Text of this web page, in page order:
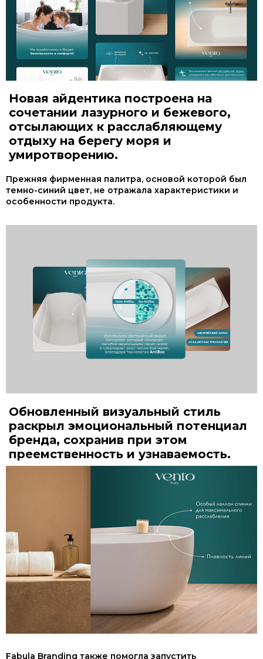
Новая айдентика построена на
сочетании лазурного и бежевого,
отсылающих к расслабляющему
отдыху на берегу моря и
умиротворению.
Прежняя фирменная палитра, основой которой был
темно-синий цвет, не отражала характеристики и
особенности продукта.
Обновленный визуальный стиль
раскрыл эмоциональный потенциал
бренда, сохранив при этом
преемственность и узнаваемость.
Fabula Branding также помогла запустить